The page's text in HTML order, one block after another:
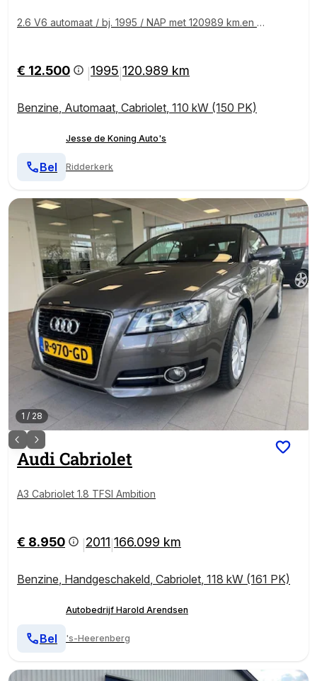
2.6 V6 automaat / bj. 1995 / NAP met 120989 km.en A
€ 12.500 1995 120.989 km
Benzine, Automaat, Cabriolet, 110 kW (150 PK)
Jesse de Koning Auto's
Ridderkerk
Bel
1 / 28
AudiCabriolet
A3 Cabriolet 1.8 TFSI Ambition
€ 8.950 2011 166.099 km
Benzine, Handgeschakeld, Cabriolet, 118 kW (161 PK)
Autobedrijf Harold Arendsen
's-Heerenberg
Bel